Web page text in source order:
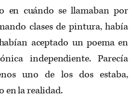
en cuándo se llamaban por
clases de pintura, había
aceptado un poema en
independiente. Parecía
uno de los dos estaba,
en la realidad.